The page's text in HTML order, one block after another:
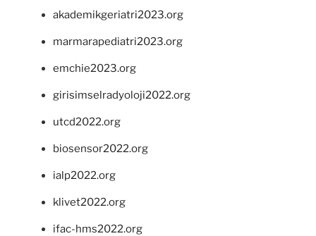
akademikgeriatri2023.org
marmarapediatri2023.org
emchie2023.org
girisimselradyoloji2022.org
utcd2022.org
biosensor2022.org
ialp2022.org
klivet2022.org
ifac-hms2022.org